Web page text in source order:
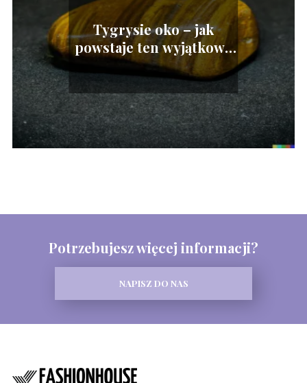
Tygrysie oko – jak
powstaje ten wyjątkowy
minerał?
Potrzebujesz więcej informacji?
NAPISZ DO NAS